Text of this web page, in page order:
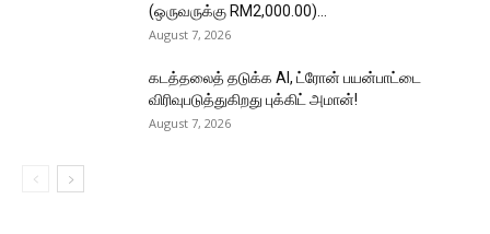
(ஒருவருக்கு RM2,000.00)...
August 7, 2026
கடத்தலைத் தடுக்க AI, ட்ரோன் பயன்பாட்டை
விரிவுபடுத்துகிறது புக்கிட் அமான்!
August 7, 2026